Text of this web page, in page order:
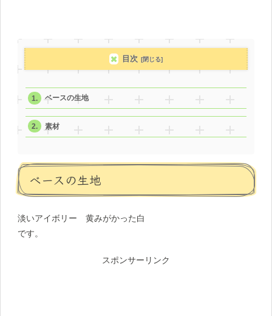
目次
ベースの生地
素材
ベースの生地
淡いアイボリー 黄みがかった白
です。
スポンサーリンク